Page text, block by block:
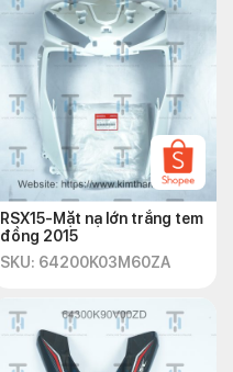
RSX15-Mặt nạ lớn trắng tem
đồng 2015
SKU: 64200K03M60ZA